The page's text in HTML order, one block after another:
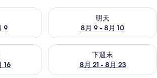
9
9) 的供應情況
明天
8月 9 - 8月 10
查看明天 (8月 9 - 8月 10) 的供
16
月 16) 的供應情況
下週末
8月 21 - 8月 23
查看下週末 (8月 21 - 8月 23)